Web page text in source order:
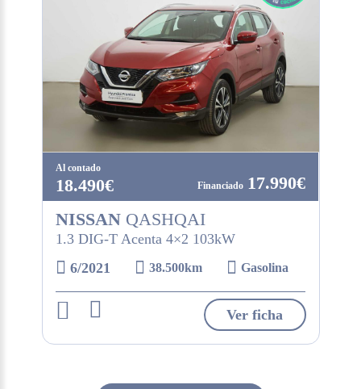
Al contado
18.490€
17.990€
NISSANQASHQAI
1.3 DIG-T Acenta 4×2 103kW
6/2021
38.500km Gasolina
Ver ficha